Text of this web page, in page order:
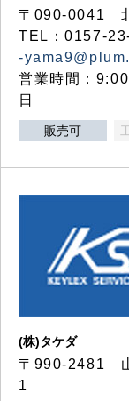
〒090-0041
TEL：0157-
-
営業時間：
日
販売可
(株)タケダ
〒990-2481
1